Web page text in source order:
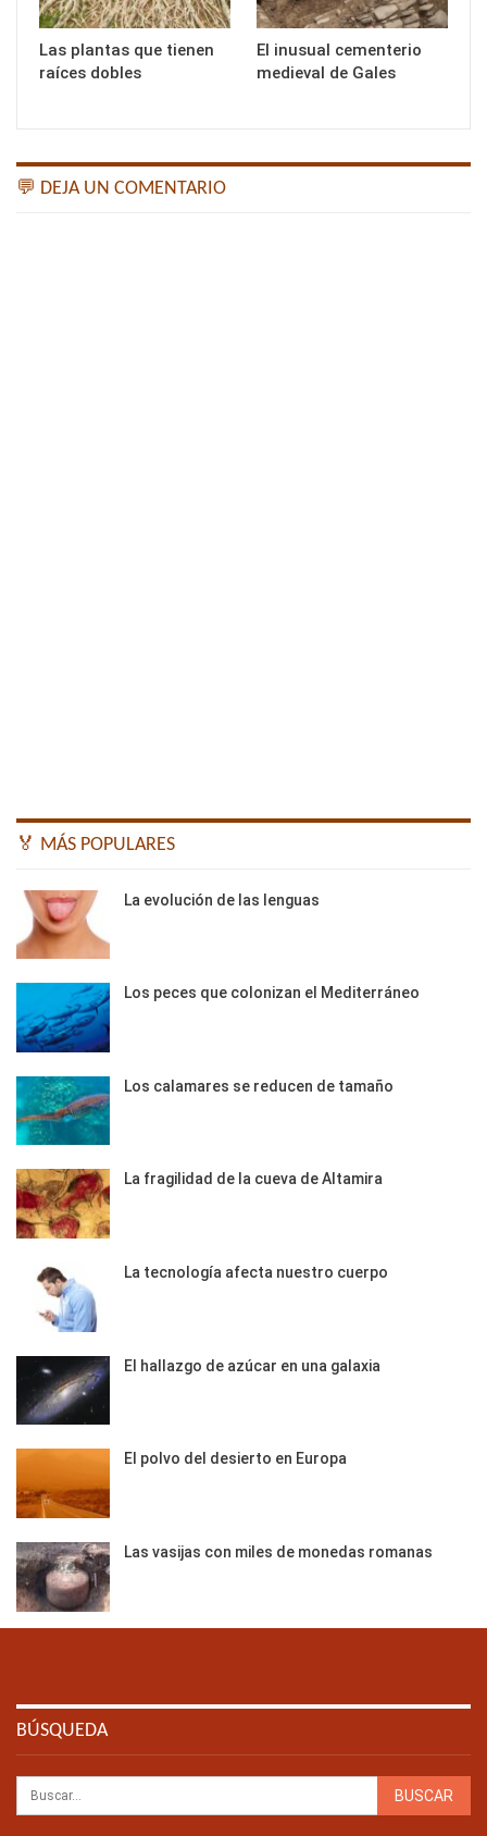
Las plantas que tienen
raíces dobles
El inusual cementerio
medieval de Gales
💬 DEJA UN COMENTARIO
🏅 MÁS POPULARES
La evolución de las lenguas
Los peces que colonizan el Mediterráneo
Los calamares se reducen de tamaño
La fragilidad de la cueva de Altamira
La tecnología afecta nuestro cuerpo
El hallazgo de azúcar en una galaxia
El polvo del desierto en Europa
Las vasijas con miles de monedas romanas
BÚSQUEDA